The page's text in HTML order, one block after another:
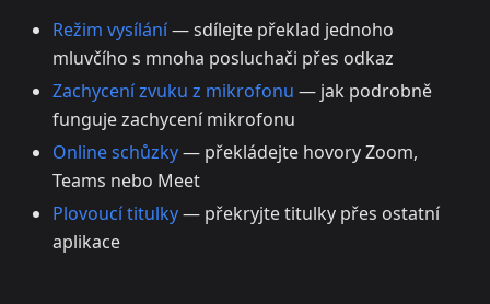
Režim vysílání— sdílejte překlad jednoho
mluvčího s mnoha posluchači přes odkaz
Zachycení zvuku z mikrofonu — jak podrobně
funguje zachycení mikrofonu
Online schůzky— překládejte hovory Zoom,
Teams nebo Meet
Plovoucí titulky— překryjte titulky přes ostatní
aplikace